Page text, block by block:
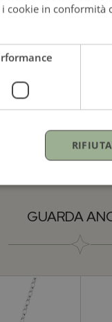
GUARDA
cookie in conformità